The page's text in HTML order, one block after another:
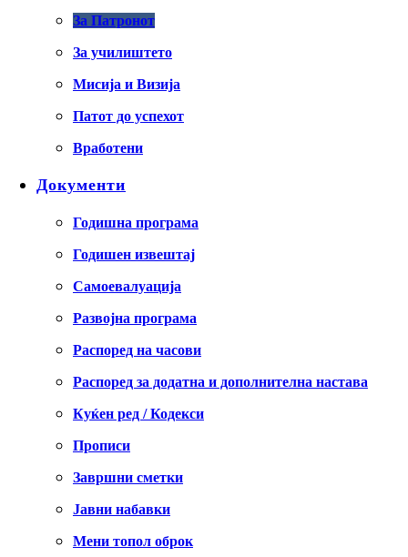
За Патронот
За училиштето
Мисија и Визија
Патот до успехот
Вработени
Документи
Годишна програма
Годишен извештај
Самоевалуација
Развојна програма
Распоред на часови
Распоред за додатна и дополнителна настава
Куќен ред / Кодекси
Прописи
Завршни сметки
Јавни набавки
Мени топол оброк